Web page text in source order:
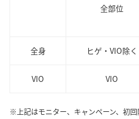
全部位
全身 ヒゲ・VIO除く
VIO VIO
※上記はモニター、キャンペーン、初